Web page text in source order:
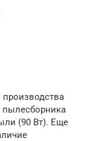
производства
(90 Вт). Еще